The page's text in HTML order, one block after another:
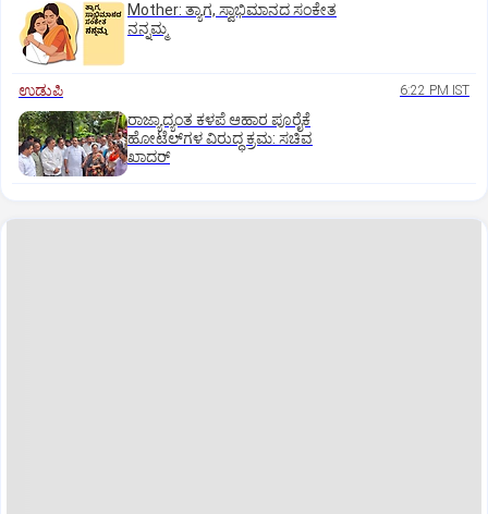
Mother: ತ್ಯಾಗ, ಸ್ವಾಭಿಮಾನದ ಸಂಕೇತ
ನನ್ನಮ್ಮ
ಉಡುಪಿ 6:22 PM IST
ರಾಜ್ಯಾದ್ಯಂತ ಕಳಪೆ ಆಹಾರ ಪೂರೈಕೆ
ಹೋಟೆಲ್‌ಗಳ ವಿರುದ್ಧ ಕ್ರಮ: ಸಚಿವ
ಖಾದರ್